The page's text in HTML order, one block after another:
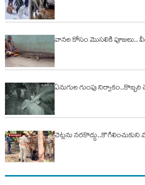
వానల కోసం మొసలికి పూజలు..
ఏనుగుల గుంపు నిర్వాకం..కొబ్బరి
చెట్లను